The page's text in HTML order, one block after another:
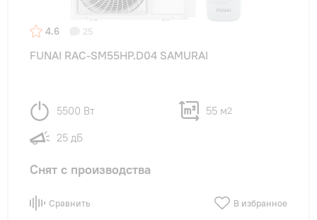
4.6 25
FUNAI RAC-SM55HP.D04 SAMURAI
5500 Вт 55 м2
25 дБ
Снят с производства
Сравнить В избранное